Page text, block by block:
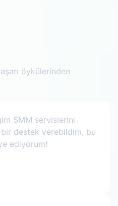
öykülerinden
SMM servislerini
destek verebildim, bu
ediyorum!